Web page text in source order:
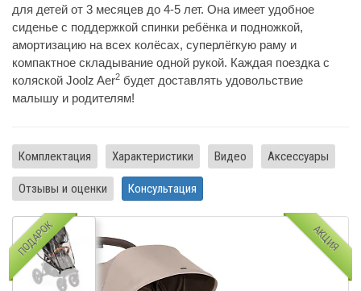
для детей от 3 месяцев до 4-5 лет. Она имеет удобное
сиденье с поддержкой спинки ребёнка и подножкой,
амортизацию на всех колёсах, суперлёгкую раму и
компактное складывание одной рукой. Каждая поездка с
коляской Joolz Aer2 будет доставлять удовольствие
малышу и родителям!
Комплектация Характеристики Видео Аксессуары
Отзывы и оценки Консультация
АКЦИЯ
ПОДАРОК